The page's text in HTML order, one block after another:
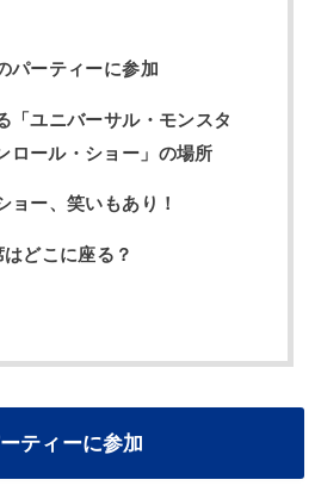
パーティーに参加
「ユニバーサル・モンスタ
ロール・ショー」の場所
ョー、笑いもあり！
どこに座る？
ティーに参加